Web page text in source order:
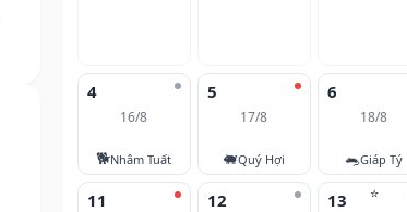
4
16/8
🐕Nhâm Tuất
5
17/8
🐖Quý Hợi
6
18/8
🐀Giáp Tý
11 12 ⭐
13